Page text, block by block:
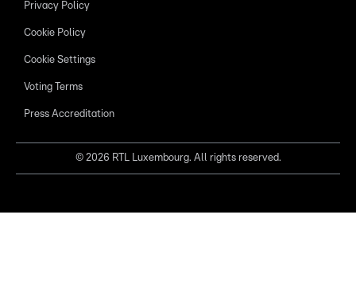
Privacy Policy
Cookie Policy
Cookie Settings
Voting Terms
Press Accreditation
© 2026 RTL Luxembourg. All rights reserved.